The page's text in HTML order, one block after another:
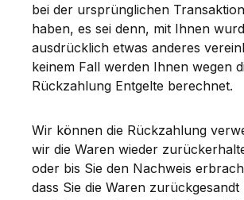
bei der ursprünglichen
haben, es sei denn, mit Ihnen
ausdrücklich etwas anderes
keinem Fall werden Ihnen wegen
Rückzahlung Entgelte berechnet.
Wir können die Rückzahlung
wir die Waren wieder
oder bis Sie den Nachweis
dass Sie die Waren zurückgesandt